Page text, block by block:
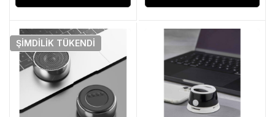
ŞIMDILIK TÜKENDI